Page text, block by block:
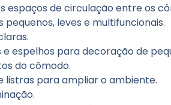
espaços de circulação entre os
pequenos, leves e multifuncionais.
e espelhos para decoração de
do cômodo.
listras para ampliar o ambiente.